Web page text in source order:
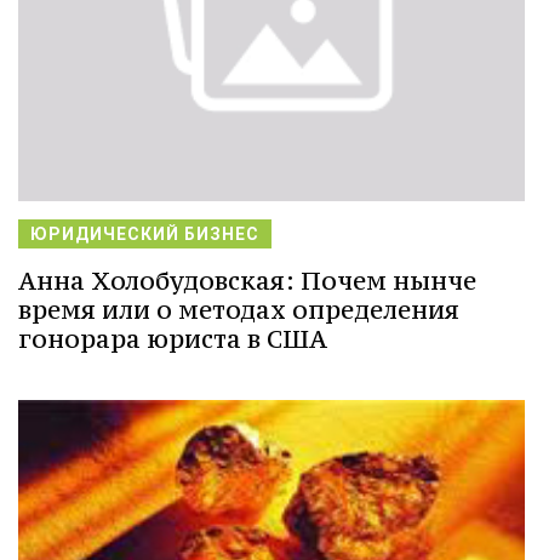
ЮРИДИЧЕСКИЙ БИЗНЕС
Анна Холобудовская: Почем нынче
время или о методах определения
гонорара юриста в США